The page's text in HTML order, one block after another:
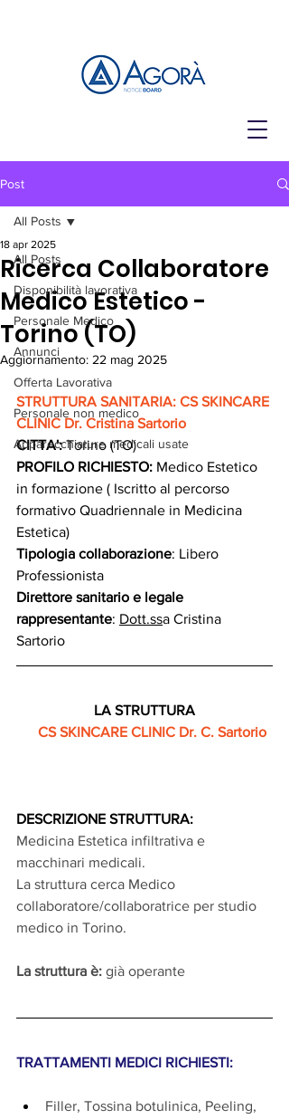
Post
All Posts
Disponibilità lavorativa
Personale Medico
Annunci
Offerta Lavorativa
Personale non medico
Apparecchiature medicali usate
All Posts
Ricerca Collaboratore
Medico Estetico -
Torino (TO)
18 apr 2025
Aggiornamento: 22 mag 2025
STRUTTURA SANITARIA: CS SKINCARE
CLINIC Dr. Cristina Sartorio
CITTA': Torino (TO)
PROFILO RICHIESTO: Medico Estetico
in formazione ( Iscritto al percorso
formativo Quadriennale in Medicina
Estetica)
Tipologia collaborazione: Libero
Professionista
Direttore sanitario e legale
rappresentante: Dott.ssa Cristina
Sartorio
LA STRUTTURA
CS SKINCARE CLINIC Dr. C. Sartorio
DESCRIZIONE STRUTTURA:
Medicina Estetica infiltrativa e
macchinari medicali.
La struttura cerca Medico
collaboratore/collaboratrice per studio
medico in Torino.
La struttura è: già operante
TRATTAMENTI MEDICI RICHIESTI:
Filler, Tossina botulinica, Peeling,